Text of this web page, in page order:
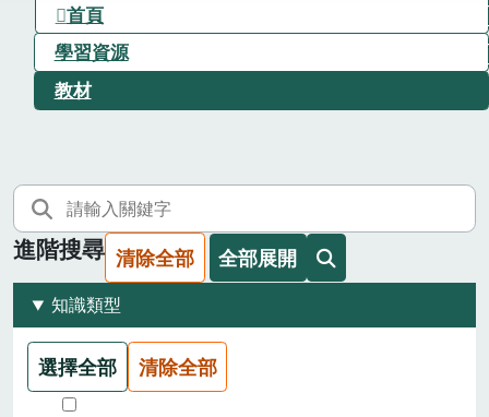
首頁
學習資源
教材
進階搜尋 清除全部 全部展開
知識類型
選擇全部 清除全部